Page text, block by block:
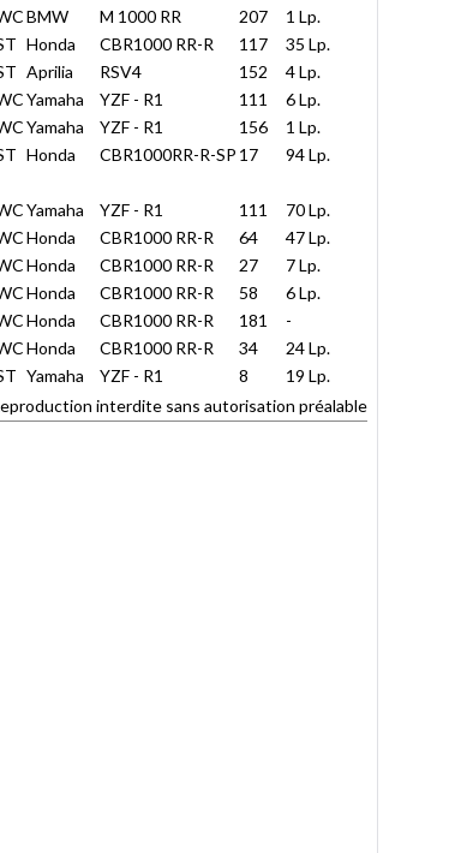
BMW M 1000 RR 207
1 Lp.
Honda CBR1000 RR-R 117
35 Lp.
Aprilia RSV4 152
4 Lp.
Yamaha YZF - R1 111
6 Lp.
Yamaha YZF - R1 156
1 Lp.
Honda CBR1000RR-R-SP 17
94 Lp.
Yamaha YZF - R1 111
70 Lp.
Honda CBR1000 RR-R 64
47 Lp.
Honda CBR1000 RR-R 27
7 Lp.
Honda CBR1000 RR-R 58
6 Lp.
Honda CBR1000 RR-R 181
-
Honda CBR1000 RR-R 34
24 Lp.
Yamaha YZF - R1 8
19 Lp.
interdite sans autorisation préalable